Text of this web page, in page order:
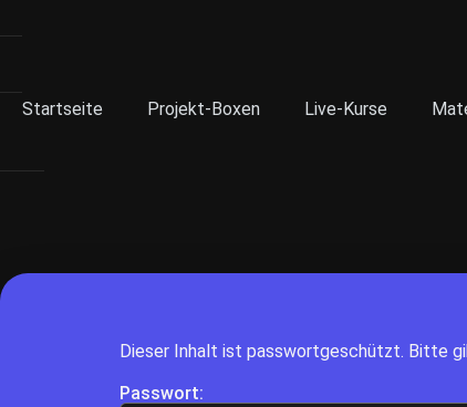
Startseite Projekt-Boxen Live-Kurse
Dieser Inhalt ist passwortgeschützt. Bitte
Passwort: